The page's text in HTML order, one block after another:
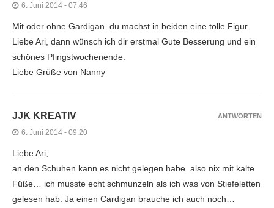
6. Juni 2014 - 07:46
Mit oder ohne Gardigan..du machst in beiden eine tolle Figur.
Liebe Ari, dann wünsch ich dir erstmal Gute Besserung und ein
schönes Pfingstwochenende.
Liebe Grüße von Nanny
JJK KREATIV
6. Juni 2014 - 09:20
Liebe Ari,
an den Schuhen kann es nicht gelegen habe..also nix mit kalte
Füße… ich musste echt schmunzeln als ich was von Stiefeletten
gelesen hab. Ja einen Cardigan brauche ich auch noch…
ANTWORTEN